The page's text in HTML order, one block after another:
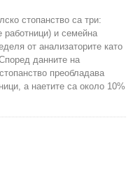
стопанство са три:
работници) и семейна
от анализаторите като
данните на
преобладава
а наетите са около 10%